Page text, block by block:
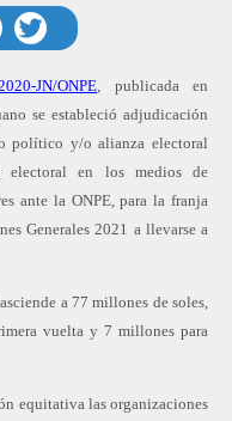
Twitter
JN/ONPE , publicada en
se estableció adjudicación
político y/o alianza electoral
electoral en los medios de
ante la ONPE, para la franja
Generales 2021 a llevarse a
a 77 millones de soles,
vuelta y 7 millones para
equitativa las organizaciones